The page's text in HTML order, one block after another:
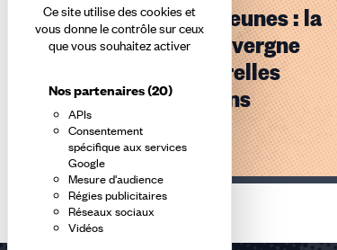
Ce site utilise des cookies et
vous donne le contrôle sur ceux
que vous souhaitez activer
Nos partenaires(20)
APIs
Consentement
spécifique aux services
Google
Mesure d'audience
Régies publicitaires
Réseaux sociaux
Vidéos
Logement des jeunes : la
CFDT Pays d'Auvergne
crée des passerelles
vers les solutions
Lire l'article
Éléments
1,
2,